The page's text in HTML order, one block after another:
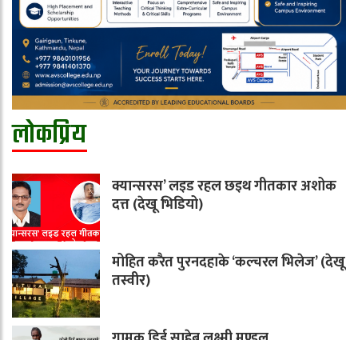
लोकप्रिय
क्यान्सरस’ लइड रहल छइथ गीतकार अशोक
दत्त (देखू भिडियो)
मोहित करैत पुरनदहाके ‘कल्चरल भिलेज’ (देखू
तस्वीर)